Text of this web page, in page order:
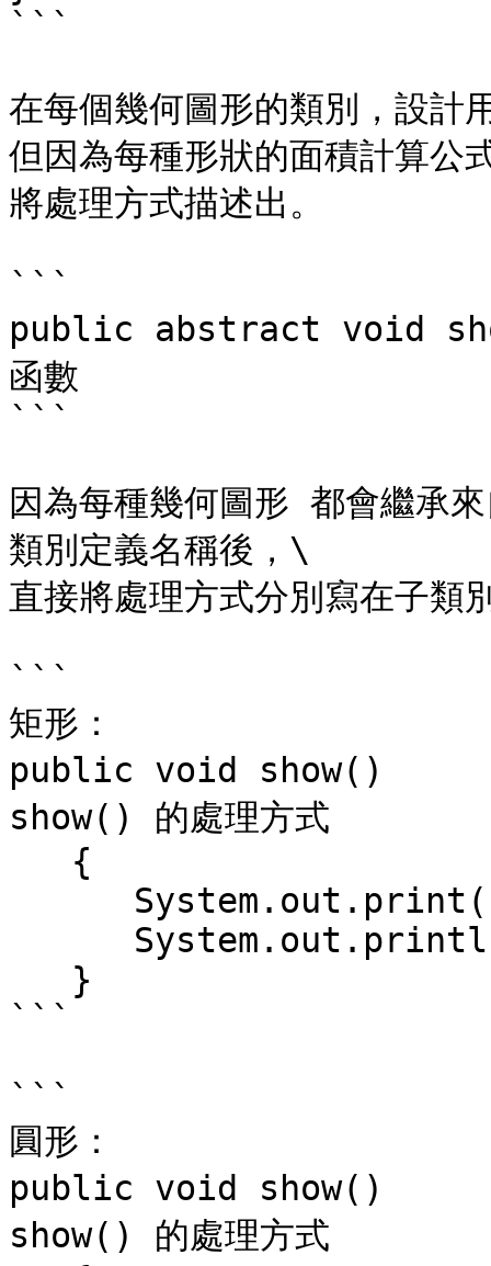
```
在每個幾何圖形的類別，設計
但因為每種形狀的面積計算公
將處理方式描述出。
```
public abstract void
函數
```
因為每種幾何圖形 都會繼承
類別定義名稱後，\
直接將處理方式分別寫在子類
```
矩形：
public void show()      //
show() 的處理方式
```
```
圓形：
public void show()      //
show() 的處理方式